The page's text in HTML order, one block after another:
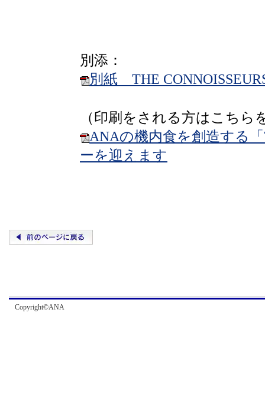
別添：
別紙 THE
（印刷をされる方はこちら
ANAの機内食を創造する
ーを迎えます
Copyright©ANA